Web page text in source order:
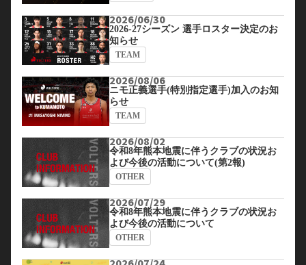
2026/06/30
2026-27シーズン 選手ロスター決定のお
知らせ
TEAM
2026/08/06
ニモ正義選手(特別指定選手)加入のお知
らせ
TEAM
2026/08/02
令和8年熊本地震に伴うクラブの状況お
よび今後の活動について(第2報)
OTHER
2026/07/29
令和8年熊本地震に伴うクラブの状況お
よび今後の活動について
OTHER